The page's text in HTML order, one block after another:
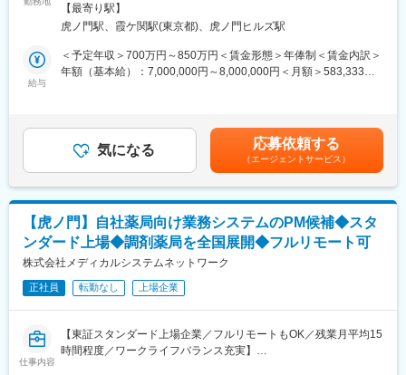
崎松江海岸駅、学研奈良登美ケ丘駅、東我孫子駅、たまプラーザ
駅、南流山駅、堀切菖蒲園駅、淀駅、石田駅(京都府)、東海学園前
駅、津久野駅、小手指駅、上尾駅、桶川駅、下妻駅、赤塚駅、西
宮北口駅、清水駅(愛知県)、蒔田駅、武蔵溝ノ口駅、大阪上本町
町駅、神奈川駅、美章園駅、深堀町駅、西ケ原駅、萩山駅、新御
茶ノ水駅、池ノ上駅、護国寺駅、神戸駅(兵庫県)、富士宮駅、三宮
駅(神戸新交通)、東葉勝田台駅、荏原町駅、下神明駅、虎ノ門駅、
早稲田駅(都電荒川線)、東大前駅、中延駅、野田駅(阪神線)、相川
駅、豊津駅(大阪府)、中崎町駅、牛込神楽坂駅、大森駅(東京都)、
県)、鰭ケ崎駅、人吉駅、通町筋駅、鎌ケ谷駅、東大手駅、溝の口
駅、四天王寺前夕陽ケ丘駅、今池駅(大阪府)、黄金町駅、東神奈川
駅、杉並町駅、上中里駅、神谷町駅、新小平駅、小川町駅(東京
戸越銀座駅、国会議事堂前駅、新福島駅、江戸川橋駅、久寿川
っています。
本ポジションでは、開発現場に近い立場で、プロジェクトを着実
に前へ進めるミドルPMとしての役割を期待しています。
親会社 メディカルシステムネットワークでは、「なの花薬局」チ
ェーンを運営しており、利用者の声がダイレクトに感じられる環
■事業概要
「すべての人が健康を自ら選択できる社会」の実現を目指し、患
者と薬局のコミュニケーションを支援するデジタル医療プラット
り便利にするためのサービスです。2026年6月現在、友だち登録
者数は220万人を突破。より多くの患者・薬局に利用されるサー
ビスへと成長を続けています。
■業務内容
・PdM、エンジニア、QA、セールス、CSなど関係者との調整
の落とし込み
・進行管理、スケジュール管理、マイルストーン管理
ート中心）住所：東京都 受動喫煙対策：敷地内全面禁煙変更の範
囲：会社の定める事業所（リモートワーク含む）
【最寄り駅】
虎ノ門駅、霞ケ関駅(東京都)、虎ノ門ヒルズ駅
給与
＜予定年収＞700万円～850万円＜賃金形態＞年俸制＜賃金内訳＞
年額（基本給）：7,000,000円～8,000,000円＜月額＞583,333円
あります。月給(月額)は固定手当を含めた表記です。
気になる 応募依頼する
（エージェントサービス）
【虎ノ門】自社薬局向け業務システムのPM候補◆スタ
ンダード上場◆調剤薬局を全国展開◆フルリモート可
株式会社メディカルシステムネットワーク
正社員 転勤なし 上場企業
仕事内容
【東証スタンダード上場企業／フルリモートもOK／残業月平均15
時間程度／ワークライフバランス充実】